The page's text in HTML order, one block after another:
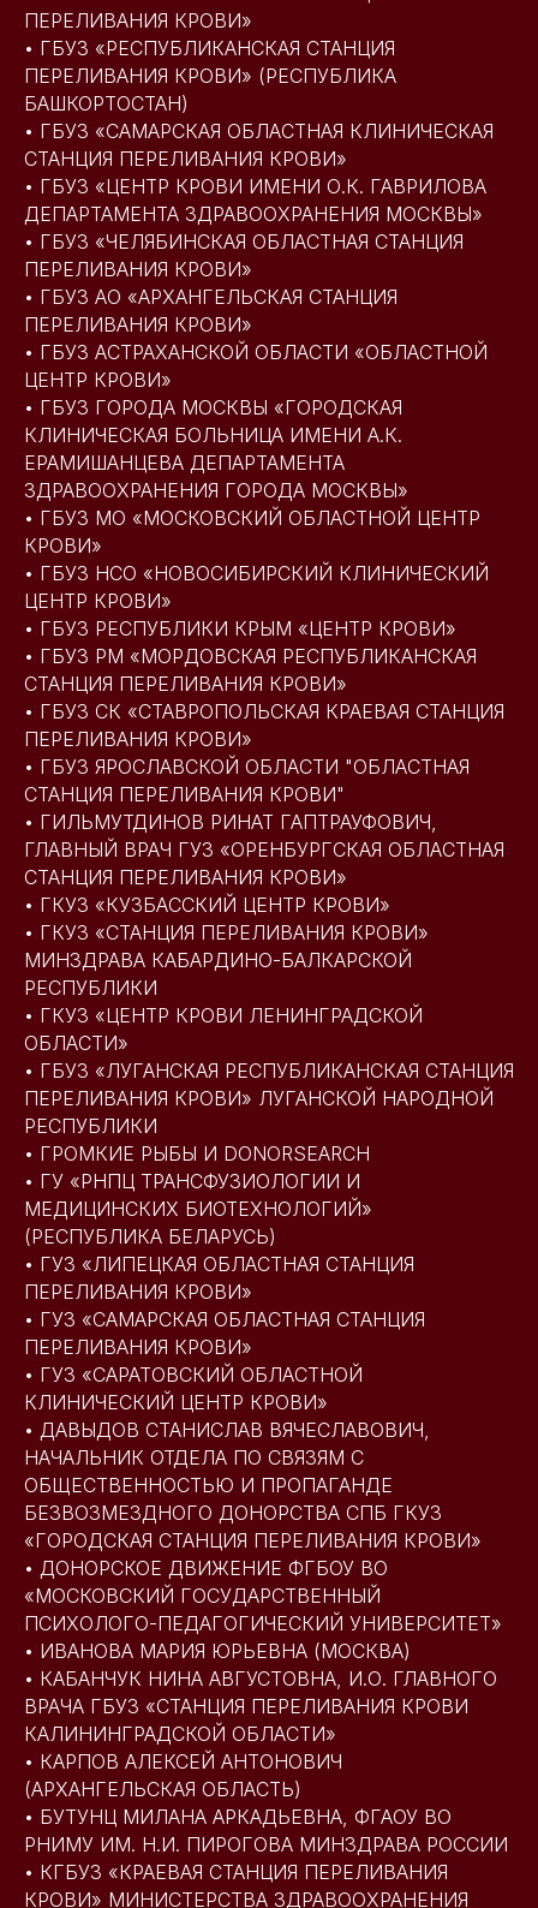
ПЕРЕЛИВАНИЯ КРОВИ»
• ГБУЗ «РЕСПУБЛИКАНСКАЯ СТАНЦИЯ
ПЕРЕЛИВАНИЯ КРОВИ» (РЕСПУБЛИКА
БАШКОРТОСТАН)
• ГБУЗ «САМАРСКАЯ ОБЛАСТНАЯ КЛИНИЧЕСКАЯ
СТАНЦИЯ ПЕРЕЛИВАНИЯ КРОВИ»
• ГБУЗ «ЦЕНТР КРОВИ ИМЕНИ О.К. ГАВРИЛОВА
ДЕПАРТАМЕНТА ЗДРАВООХРАНЕНИЯ МОСКВЫ»
• ГБУЗ «ЧЕЛЯБИНСКАЯ ОБЛАСТНАЯ СТАНЦИЯ
ПЕРЕЛИВАНИЯ КРОВИ»
• ГБУЗ АО «АРХАНГЕЛЬСКАЯ СТАНЦИЯ
ПЕРЕЛИВАНИЯ КРОВИ»
• ГБУЗ АСТРАХАНСКОЙ ОБЛАСТИ «ОБЛАСТНОЙ
ЦЕНТР КРОВИ»
• ГБУЗ ГОРОДА МОСКВЫ «ГОРОДСКАЯ
КЛИНИЧЕСКАЯ БОЛЬНИЦА ИМЕНИ А.К.
ЕРАМИШАНЦЕВА ДЕПАРТАМЕНТА
ЗДРАВООХРАНЕНИЯ ГОРОДА МОСКВЫ»
• ГБУЗ МО «МОСКОВСКИЙ ОБЛАСТНОЙ ЦЕНТР
КРОВИ»
• ГБУЗ НСО «НОВОСИБИРСКИЙ КЛИНИЧЕСКИЙ
ЦЕНТР КРОВИ»
• ГБУЗ РЕСПУБЛИКИ КРЫМ «ЦЕНТР КРОВИ»
• ГБУЗ РМ «МОРДОВСКАЯ РЕСПУБЛИКАНСКАЯ
СТАНЦИЯ ПЕРЕЛИВАНИЯ КРОВИ»
• ГБУЗ СК «СТАВРОПОЛЬСКАЯ КРАЕВАЯ СТАНЦИЯ
ПЕРЕЛИВАНИЯ КРОВИ»
• ГБУЗ ЯРОСЛАВСКОЙ ОБЛАСТИ "ОБЛАСТНАЯ
СТАНЦИЯ ПЕРЕЛИВАНИЯ КРОВИ"
• ГИЛЬМУТДИНОВ РИНАТ ГАПТРАУФОВИЧ,
ГЛАВНЫЙ ВРАЧ ГУЗ «ОРЕНБУРГСКАЯ ОБЛАСТНАЯ
СТАНЦИЯ ПЕРЕЛИВАНИЯ КРОВИ»
• ГКУЗ «КУЗБАССКИЙ ЦЕНТР КРОВИ»
• ГКУЗ «СТАНЦИЯ ПЕРЕЛИВАНИЯ КРОВИ»
МИНЗДРАВА КАБАРДИНО-БАЛКАРСКОЙ
РЕСПУБЛИКИ
• ГКУЗ «ЦЕНТР КРОВИ ЛЕНИНГРАДСКОЙ
ОБЛАСТИ»
• ГБУЗ «ЛУГАНСКАЯ РЕСПУБЛИКАНСКАЯ СТАНЦИЯ
ПЕРЕЛИВАНИЯ КРОВИ» ЛУГАНСКОЙ НАРОДНОЙ
РЕСПУБЛИКИ
• ГРОМКИЕ РЫБЫ И DONORSEARCH
• ГУ «РНПЦ ТРАНСФУЗИОЛОГИИ И
МЕДИЦИНСКИХ БИОТЕХНОЛОГИЙ»
(РЕСПУБЛИКА БЕЛАРУСЬ)
• ГУЗ «ЛИПЕЦКАЯ ОБЛАСТНАЯ СТАНЦИЯ
ПЕРЕЛИВАНИЯ КРОВИ»
• ГУЗ «САМАРСКАЯ ОБЛАСТНАЯ СТАНЦИЯ
ПЕРЕЛИВАНИЯ КРОВИ»
• ГУЗ «САРАТОВСКИЙ ОБЛАСТНОЙ
КЛИНИЧЕСКИЙ ЦЕНТР КРОВИ»
• ДАВЫДОВ СТАНИСЛАВ ВЯЧЕСЛАВОВИЧ,
НАЧАЛЬНИК ОТДЕЛА ПО СВЯЗЯМ С
ОБЩЕСТВЕННОСТЬЮ И ПРОПАГАНДЕ
БЕЗВОЗМЕЗДНОГО ДОНОРСТВА СПБ ГКУЗ
«ГОРОДСКАЯ СТАНЦИЯ ПЕРЕЛИВАНИЯ КРОВИ»
• ДОНОРСКОЕ ДВИЖЕНИЕ ФГБОУ ВО
«МОСКОВСКИЙ ГОСУДАРСТВЕННЫЙ
ПСИХОЛОГО-ПЕДАГОГИЧЕСКИЙ УНИВЕРСИТЕТ»
• ИВАНОВА МАРИЯ ЮРЬЕВНА (МОСКВА)
• КАБАНЧУК НИНА АВГУСТОВНА, И.О. ГЛАВНОГО
ВРАЧА ГБУЗ «СТАНЦИЯ ПЕРЕЛИВАНИЯ КРОВИ
КАЛИНИНГРАДСКОЙ ОБЛАСТИ»
• КАРПОВ АЛЕКСЕЙ АНТОНОВИЧ
(АРХАНГЕЛЬСКАЯ ОБЛАСТЬ)
• БУТУНЦ МИЛАНА АРКАДЬЕВНА, ФГАОУ ВО
РНИМУ ИМ. Н.И. ПИРОГОВА МИНЗДРАВА РОССИИ
• КГБУЗ «КРАЕВАЯ СТАНЦИЯ ПЕРЕЛИВАНИЯ
КРОВИ» МИНИСТЕРСТВА ЗДРАВООХРАНЕНИЯ